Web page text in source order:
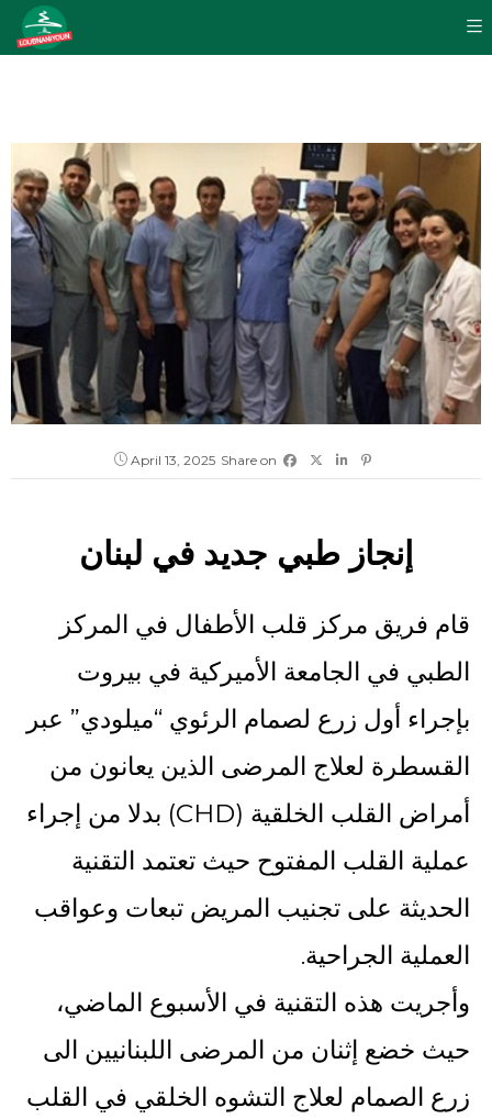
April 13, 2025 Share on
إنجاز طبي جديد في لبنان
قام فريق مركز قلب الأطفال في المركز
الطبي في الجامعة الأميركية في بيروت
بإجراء أول زرع لصمام الرئوي “ميلودي” عبر
القسطرة لعلاج المرضى الذين يعانون من
أمراض القلب الخلقية (CHD) بدلا من إجراء
عملية القلب المفتوح حيث تعتمد التقنية
الحديثة على تجنيب المريض تبعات وعواقب
العملية الجراحية.
وأجريت هذه التقنية في الأسبوع الماضي،
حيث خضع إثنان من المرضى اللبنانيين الى
زرع الصمام لعلاج التشوه الخلقي في القلب